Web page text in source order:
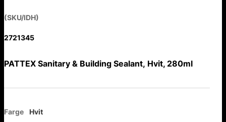
(SKU/IDH)
2721345
PATTEX Sanitary & Building Sealant, Hvit, 280ml
Farge Hvit